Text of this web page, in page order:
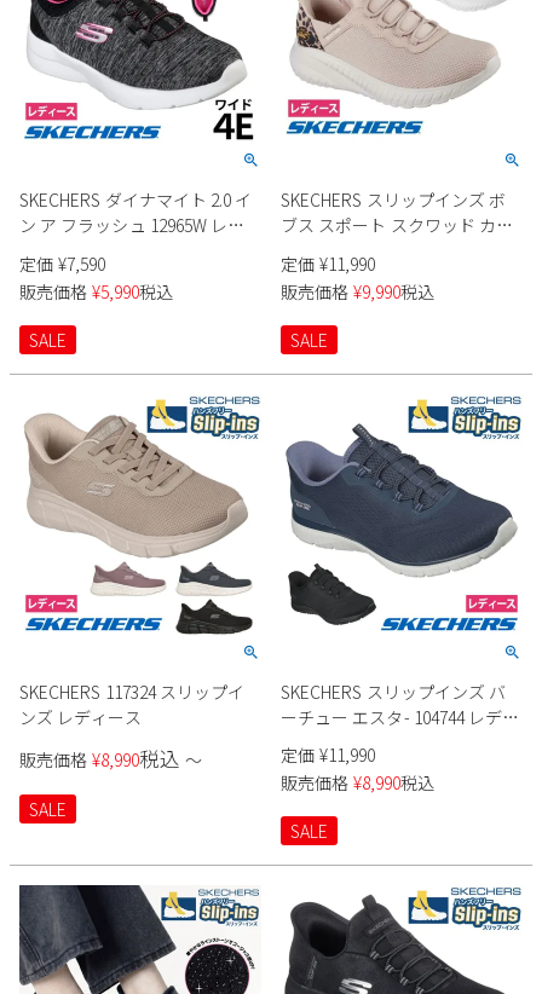
SKECHERS ダイナマイト 2.0 イ
ン ア フラッシュ 12965W レデ
ィース
定価 ¥7,590
販売価格 ¥5,990税込
SALE
SKECHERS スリップインズ ボ
ブス スポート スクワッド カオ
ス 117499 レディース
定価 ¥11,990
販売価格 ¥9,990税込
SALE
SKECHERS 117324 スリップイ
ンズ レディース
販売価格 ¥8,990税込 〜
SALE
SKECHERS スリップインズ バ
ーチュー エスタ- 104744 レディ
ース
定価 ¥11,990
販売価格 ¥8,990税込
SALE